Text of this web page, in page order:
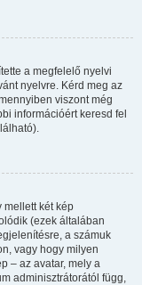
a megfelelő nyelvi
nyelvre. Kérd meg az
viszont még
információért keresd fel
mellett két kép
(ezek általában
a számuk
vagy hogy milyen
– az avatar, mely a
adminisztrátorától függ,